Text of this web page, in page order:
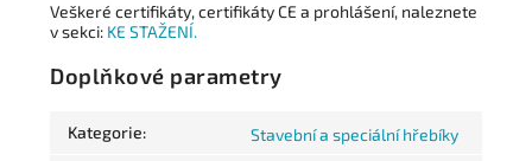
Veškeré certifikáty, certifikáty CE a prohlášení, naleznete
v sekci: KE STAŽENÍ.
Doplňkové parametry
Kategorie: Stavební a speciální hřebíky